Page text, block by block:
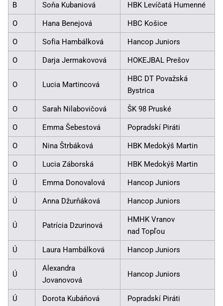
B Soňa Kubaniová HBK Levíčatá Humenné
O Hana Benejová HBC Košice
O Sofia Hambálková Hancop Juniors
O Darja Jermakovová HOKEJBAL Prešov
O Lucia Martincová
HBC DT Považská
Bystrica
O Sarah Nilabovičová ŠK 98 Pruské
O Emma Šebestová Popradskí Piráti
O Nina Štrbáková HBK Medokýš Martin
O Lucia Záborská HBK Medokýš Martin
Ú Emma Donovalová Hancop Juniors
Ú Anna Džurňáková Hancop Juniors
Ú Patrícia Dzurinová
HMHK Vranov
nad Topľou
Ú Laura Hambálková Hancop Juniors
Ú
Alexandra
Jovanovová
Hancop Juniors
Ú Dorota Kubáňová Popradskí Piráti